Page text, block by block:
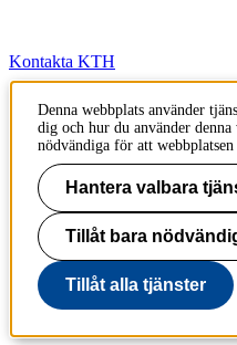
Kontakta KTH
Jobba på KTH
Press och media
Faktura och betalning KTH
Om KTH:s webbplatser
Tillgänglighetsredogörelse
Denna webbplats använder
dig och hur du använder
nödvändiga för att
Hantera valbara
Tillåt bara
Tillåt alla tjänster